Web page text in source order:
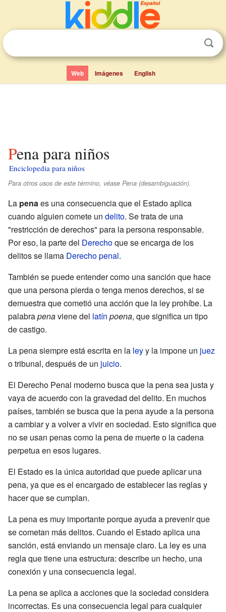
Web Imágenes English
Pena para niños
Enciclopedia para niños
Para otros usos de este término, véase Pena (desambiguación).
La penaes una consecuencia que el Estado aplica
cuando alguien comete un delito. Se trata de una
"restricción de derechos" para la persona responsable.
Por eso, la parte del Derechoque se encarga de los
delitos se llama Derecho penal.
También se puede entender como una sanción que hace
que una persona pierda o tenga menos derechos, si se
demuestra que cometió una acción que la ley prohíbe. La
palabrapenaviene del latín poena, que significa un tipo
de castigo.
La pena siempre está escrita en la leyy la impone un juez
o tribunal, después de un juicio.
El Derecho Penal moderno busca que la pena sea justa y
vaya de acuerdo con la gravedad del delito. En muchos
países, también se busca que la pena ayude a la persona
a cambiar y a volver a vivir en sociedad. Esto significa que
no se usan penas como la pena de muerte o la cadena
perpetua en esos lugares.
El Estado es la única autoridad que puede aplicar una
pena, ya que es el encargado de establecer las reglas y
hacer que se cumplan.
La pena es muy importante porque ayuda a prevenir que
se cometan más delitos. Cuando el Estado aplica una
sanción, está enviando un mensaje claro. La ley es una
regla que tiene una estructura: describe un hecho, una
conexión y una consecuencia legal.
La pena se aplica a acciones que la sociedad considera
incorrectas. Es una consecuencia legal para cualquier